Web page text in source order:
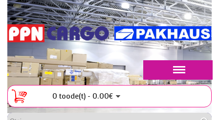
0 toode(t) - 0.00€